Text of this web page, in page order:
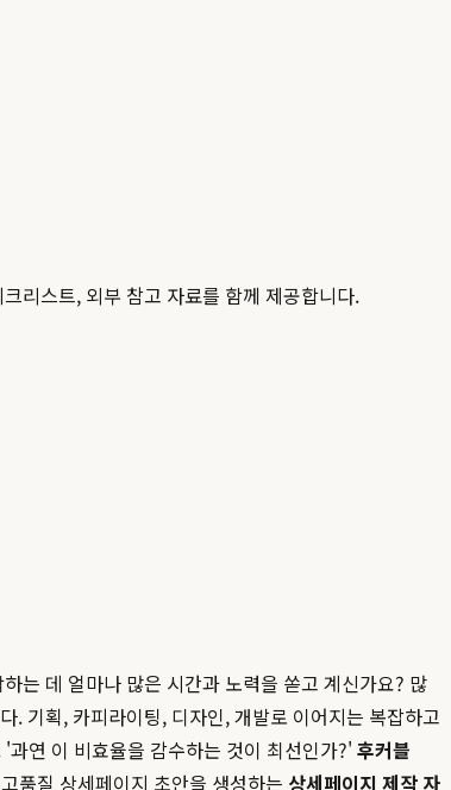
리스트, 외부 참고 자료를 함께 제공합니다.
는 데 얼마나 많은 시간과 노력을 쏟고 계신가요? 많
. 기획, 카피라이팅, 디자인, 개발로 이어지는 복잡하고
연 이 비효율을 감수하는 것이 최선인가?' 후커블
품질 상세페이지 초안을 생성하는 상세페이지 제작 자